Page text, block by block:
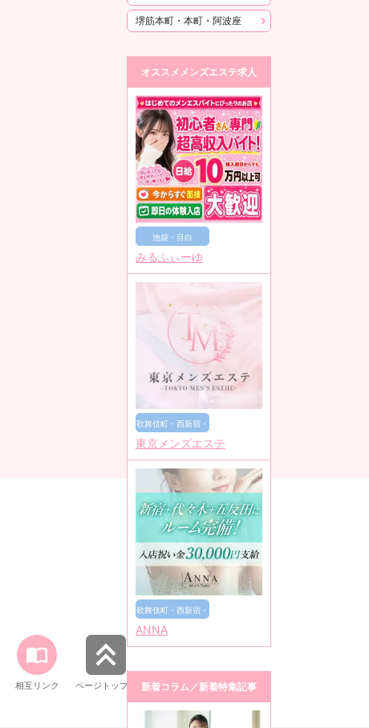
堺筋本町・本町・阿波座
オススメメンズエステ求人
池袋・目白
みるふぃーゆ
歌舞伎町・西新宿・
新宿御苑
東京メンズエステ
歌舞伎町・西新宿・
新宿御苑
ANNA
新着コラム／新着特集記事
相互リンク ページトップへ